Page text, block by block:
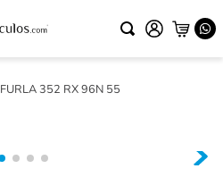
FURLA 352 RX 96N 55